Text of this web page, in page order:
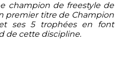
champion de freestyle de
premier titre de Champion
ses 5 trophées en font
de cette discipline.